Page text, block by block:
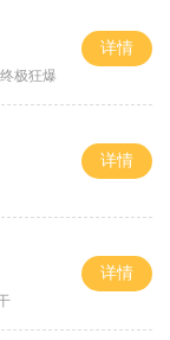
极狂爆
详情
详情
详情